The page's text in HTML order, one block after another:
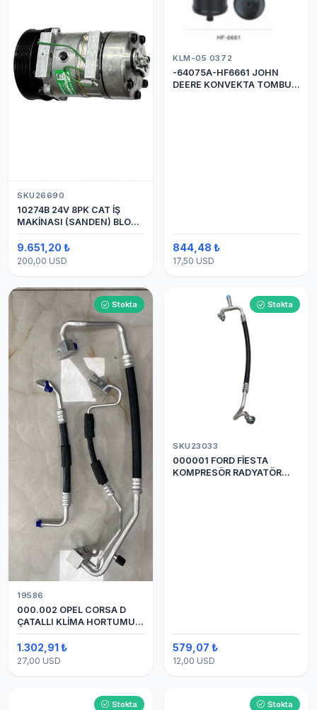
SKU26690
10274B 24V 8PK CAT İŞ
MAKİNASI (SANDEN) BLOK
SAPLAMALI KLİMA
KOMPRESÖRÜ 7H15
9.651,20 ₺
200,00 USD
KLM-05 0372
-64075A-HF6661 JOHN
DEERE KONVEKTA TOMBUL
844,48 ₺
17,50 USD
Stokta
19586
000.002 OPEL CORSA D
ÇATALLI KLİMA HORTUMU
(OEM:1320335)
1.302,91 ₺
27,00 USD
Stokta
SKU23033
000001 FORD FİESTA
KOMPRESÖR RADYATÖR
579,07 ₺
12,00 USD
Stokta Stokta